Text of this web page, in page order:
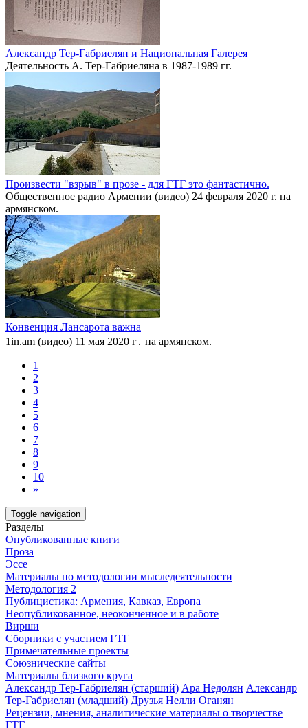
Александр Тер-Габриелян и Национальная Галерея
Деятельность А. Тер-Габриеляна в 1987-1989 гг.
Произвести "взрыв" в прозе - для ГТГ это фантастично.
Общественное радио Армении (видео) 24 февраля 2020 г. на
армянском.
Конвенция Лансарота важна
1in.am (видео) 11 мая 2020 г․ на армянском.
1
2
3
4
5
6
7
8
9
10
»
Toggle navigation
Разделы
Опубликованные книги
Проза
Эссе
Материалы по методологии мыследеятельности
Методология 2
Публицистика: Армения, Кавказ, Европа
Неопубликованное, неоконченное и в работе
Вирши
Сборники с участием ГТГ
Примечательные проекты
Союзнические сайты
Материалы близкого круга
Александр Тер-Габриелян (старший) Ара Недолян Александр
Тер-Габриелян (младший) Друзья Нелли Оганян
Рецензии, мнения, аналитические материалы о творчестве
ГТГ